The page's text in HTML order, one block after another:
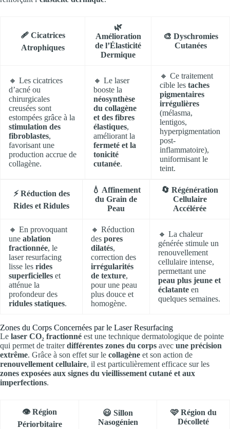
🩹 Cicatrices
Atrophiques
🌿
Amélioration
de l’Élasticité
Dermique
🎨 Dyschromies
Cutanées
🔸 Les cicatrices
d’acné ou
chirurgicales
creusées sont
estompées grâce à la
stimulation des
fibroblastes,
favorisant une
production accrue de
collagène.
🔸 Le laser
booste la
néosynthèse
du collagène
et des fibres
élastiques,
améliorant la
fermeté et la
tonicité
cutanée.
🔸 Ce traitement
cible les taches
pigmentaires
irrégulières
(mélasma,
lentigos,
hyperpigmentation
post-
inflammatoire),
uniformisant le
teint.
⚡ Réduction des
Rides et Ridules
💧 Affinement
du Grain de
Peau
🔄 Régénération
Cellulaire
Accélérée
🔸 En provoquant
une ablation
fractionnée, le
laser resurfacing
lisse les rides
superficielles et
atténue la
profondeur des
ridules statiques.
🔸 Réduction
des pores
dilatés,
correction des
irrégularités
de texture,
pour une peau
plus douce et
homogène.
🔸 La chaleur
générée stimule un
renouvellement
cellulaire intense,
permettant une
peau plus jeune et
éclatante en
quelques semaines.
Zones du Corps Concernées par le Laser Resurfacing
Le laser CO₂ fractionné est une technique dermatologique de pointe
qui permet de traiterdifférentes zones du corps avec une précision
extrême. Grâce à son effet sur le collagène et son action de
renouvellement cellulaire, il est particulièrement efficace sur les
zones exposées aux signes du vieillissement cutané et aux
imperfections.
👁 Région
Périorbitaire
😃 Sillon
Nasogénien
🩷 Région du
Décolleté